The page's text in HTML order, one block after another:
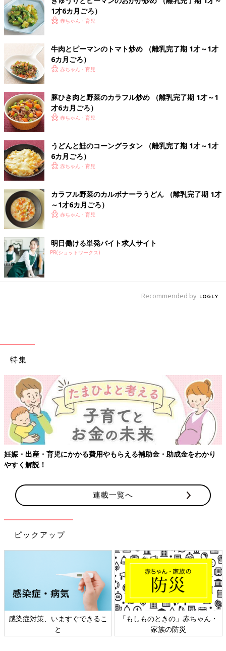
1才6カ月ごろ）
赤ちゃん・育児
牛肉とピーマンのトマト炒め （離乳完了期 1才～1才
6カ月ごろ）
赤ちゃん・育児
豚ひき肉と野菜のカラフル炒め （離乳完了期 1才～1
才6カ月ごろ）
赤ちゃん・育児
うどんと鮭のコーングラタン （離乳完了期 1才～1才
6カ月ごろ）
赤ちゃん・育児
カラフル野菜のカルボナーラうどん （離乳完了期 1才
～1才6カ月ごろ）
赤ちゃん・育児
明日働ける単発バイト求人サイト
PR(ショットワークス)
Recommended by
特集
妊娠・出産・育児にかかる費用やもらえる補助金・助成金をわかり
やすく解説！
連載一覧へ
ピックアップ
感染症対策、いますぐできるこ
と
「もしものときの」赤ちゃん・
家族の防災